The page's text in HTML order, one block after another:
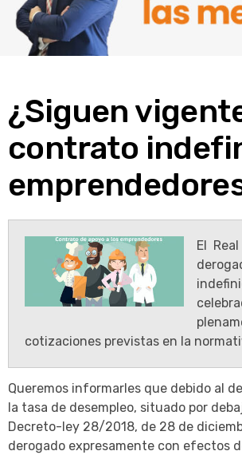
¿Siguen
contrato
El
cotizaciones previstas en la
Queremos informarles que debido al
la tasa de desempleo, situado por
Decreto-ley 28/2018, de 28 de
derogado expresamente con efectos